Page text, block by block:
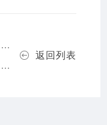
返回列表